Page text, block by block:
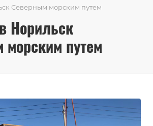
Северным морским путем
Норильск
путем